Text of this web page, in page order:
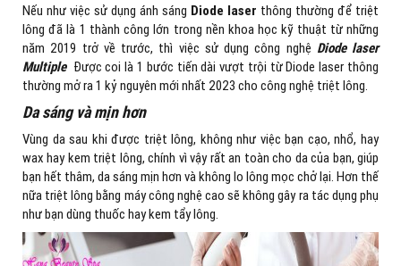
Nếu như việc sử dụng ánh sáng Diode laser thông thường để triệt
lông đã là 1 thành công lớn trong nền khoa học kỹ thuật từ những
năm 2019 trở về trước, thì việc sử dụng công nghệ Diode laser
MultipleĐược coi là 1 bước tiến dài vượt trội từ Diode laser thông
thường mở ra 1 kỷ nguyên mới nhất 2023 cho công nghệ triệt lông.
Da sáng và mịn hơn
Vùng da sau khi được triệt lông, không như việc bạn cạo, nhổ, hay
wax hay kem triệt lông, chính vì vậy rất an toàn cho da của bạn, giúp
bạn hết thâm, da sáng mịn hơn và không lo lông mọc chở lại. Hơn thế
nữa triệt lông bằng máy công nghệ cao sẽ không gây ra tác dụng phụ
như bạn dùng thuốc hay kem tẩy lông.